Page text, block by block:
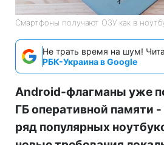
Смартфоны получают ОЗУ как в
Не трать время на шум!
РБК-Украина в Google
Android-флагманы уже
ГБ оперативной памяти
ряд популярных